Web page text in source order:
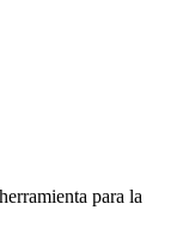
para la